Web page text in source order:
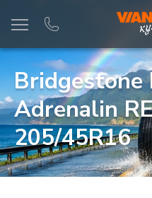
Bridgestone
Adrenalin
205/45R16
Информация Фото